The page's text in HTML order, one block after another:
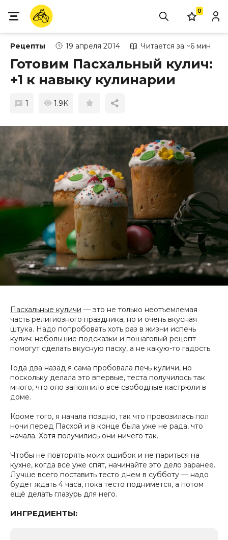
0
Рецепты 19 апреля 2014 Читается за ~6 мин
Готовим Пасхальный кулич:
+1 к навыку кулинарии
1 1.9K
Пасхальные куличи — это не только неотъемлемая
часть религиозного праздника, но и очень вкусная
штука. Надо попробовать хоть раз в жизни испечь
кулич: небольшие подсказки и пошаговый рецепт
помогут сделать вкусную пасху, а не какую-то гадость.
Года два назад я сама пробовала печь куличи, но
поскольку делала это впервые, теста получилось так
много, что оно заполнило все свободные кастрюли в
доме.
Кроме того, я начала поздно, так что провозилась пол
ночи перед Пасхой и в конце была уже не рада, что
начала. Хотя получились они ничего так.
Чтобы не повторять моих ошибок и не париться на
кухне, когда все уже спят, начинайте это дело заранее.
Лучше всего поставить тесто днем в субботу — надо
будет ждать 4 часа, пока тесто поднимется, а потом
ещё делать глазурь для него.
ИНГРЕДИЕНТЫ: